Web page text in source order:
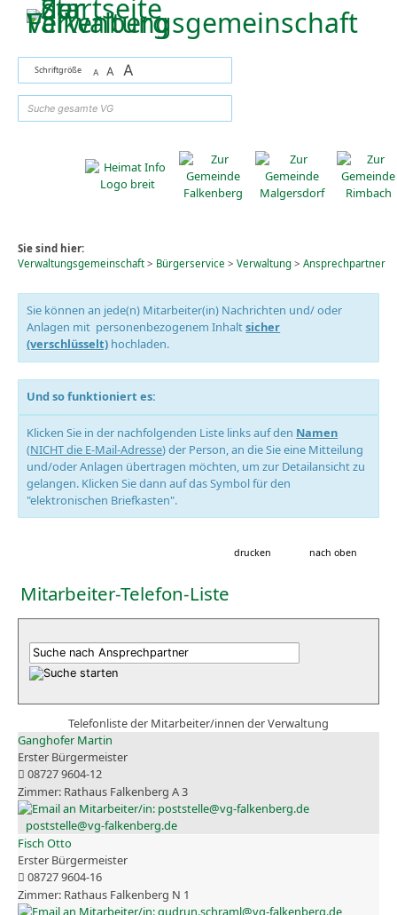
Zum Inhalt,zur Navigationoder
Schriftgröße A A A
Sie sind hier:
Verwaltungsgemeinschaft> Bürgerservice > Verwaltung> Ansprechpartner
Sie können an jede(n) Mitarbeiter(in) Nachrichten und/ oder
Anlagen mit personenbezogenem Inhaltsicher
(verschlüsselt) hochladen.
Und so funktioniert es:
Klicken Sie in der nachfolgenden Liste links auf den Namen
(NICHT die E-Mail-Adresse) der Person, an die Sie eine Mitteilung
und/oder Anlagen übertragen möchten, um zur Detailansicht zu
gelangen. Klicken Sie dann auf das Symbol für den
"elektronischen Briefkasten".
drucken nach oben
Mitarbeiter-Telefon-Liste
Telefonliste der Mitarbeiter/innen der Verwaltung
Ganghofer Martin
Erster Bürgermeister
08727 9604-12
Rathaus Falkenberg A 3
poststelle@vg-falkenberg.de
Fisch Otto
Erster Bürgermeister
08727 9604-16
Rathaus Falkenberg N 1